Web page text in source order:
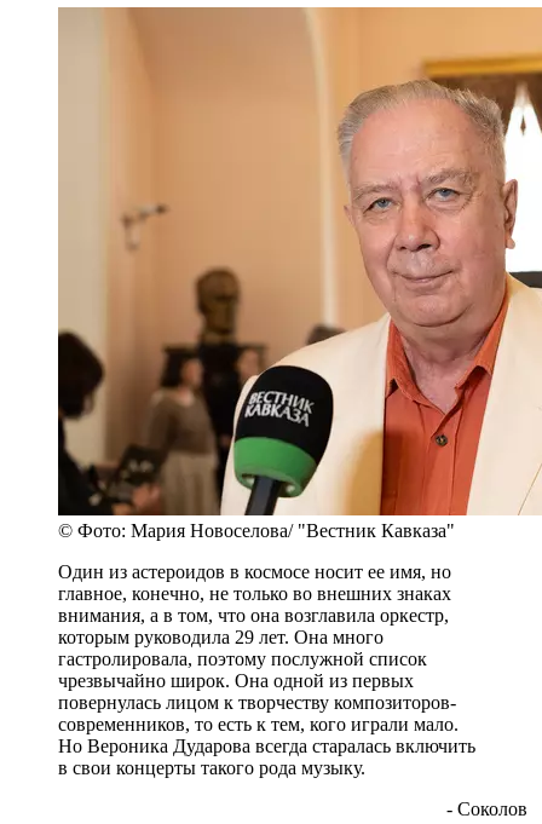
© Фото: Мария Новоселова/ "Вестник Кавказа"
Один из астероидов в космосе носит ее имя, но
главное, конечно, не только во внешних знаках
внимания, а в том, что она возглавила оркестр,
которым руководила 29 лет. Она много
гастролировала, поэтому послужной список
чрезвычайно широк. Она одной из первых
повернулась лицом к творчеству композиторов-
современников, то есть к тем, кого играли мало.
Но Вероника Дударова всегда старалась включить
в свои концерты такого рода музыку.
- Соколов